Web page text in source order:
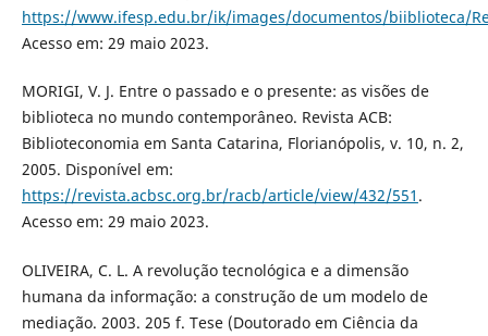
https://www.ifesp.edu.br/ik/images/documentos/biiblioteca/
Acesso em: 29 maio 2023.
MORIGI, V. J. Entre o passado e o presente: as visões de
biblioteca no mundo contemporâneo. Revista ACB:
Biblioteconomia em Santa Catarina, Florianópolis, v. 10, n. 2,
2005. Disponível em:
https://revista.acbsc.org.br/racb/article/view/432/551 .
Acesso em: 29 maio 2023.
OLIVEIRA, C. L. A revolução tecnológica e a dimensão
humana da informação: a construção de um modelo de
mediação. 2003. 205 f. Tese (Doutorado em Ciência da